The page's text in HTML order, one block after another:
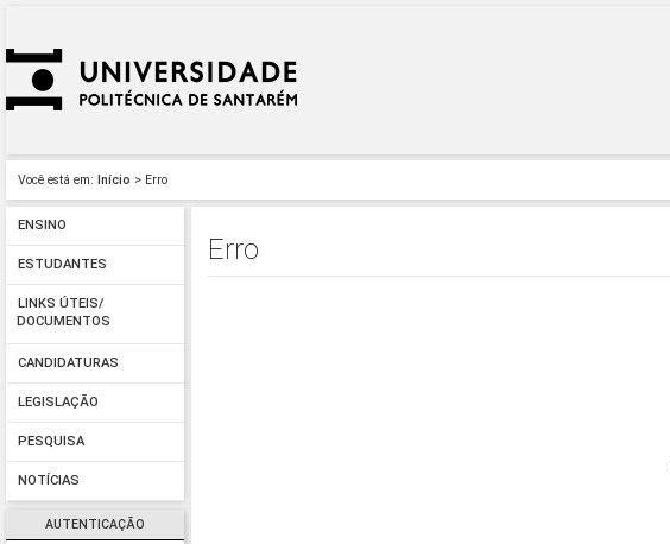
Você está em: Início > Erro
ENSINO
ESTUDANTES
LINKS ÚTEIS/
DOCUMENTOS
CANDIDATURAS
LEGISLAÇÃO
PESQUISA
NOTÍCIAS
AUTENTICAÇÃO
Erro